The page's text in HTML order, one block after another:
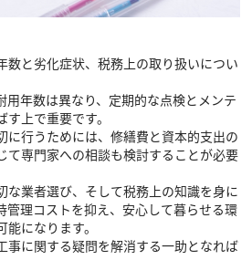
数と劣化症状、税務上の取り扱いについ
用年数は異なり、定期的な点検とメンテ
上で重要です。
に行うためには、修繕費と資本的支出の
て専門家への相談も検討することが必要
な業者選び、そして税務上の知識を身に
管理コストを抑え、安心して暮らせる環
になります。
事に関する疑問を解消する一助となれば